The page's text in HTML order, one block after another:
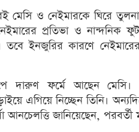
মেসি ও নেইমারকে ঘিরে
প্রতিভা ও
তবে ইনজুরির কারণে
দারুণ ফর্মে আছেন মেসি।
এগিয়ে নিচ্ছেন তিনি।
জানিয়েছেন, পরবর্তী